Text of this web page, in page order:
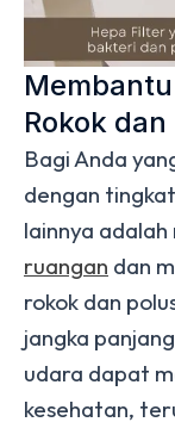
Rokok dan
Bagi Anda
dengan
lainnya adalah
ruangan dan
rokok dan
jangka
udara dapat
kesehatan,